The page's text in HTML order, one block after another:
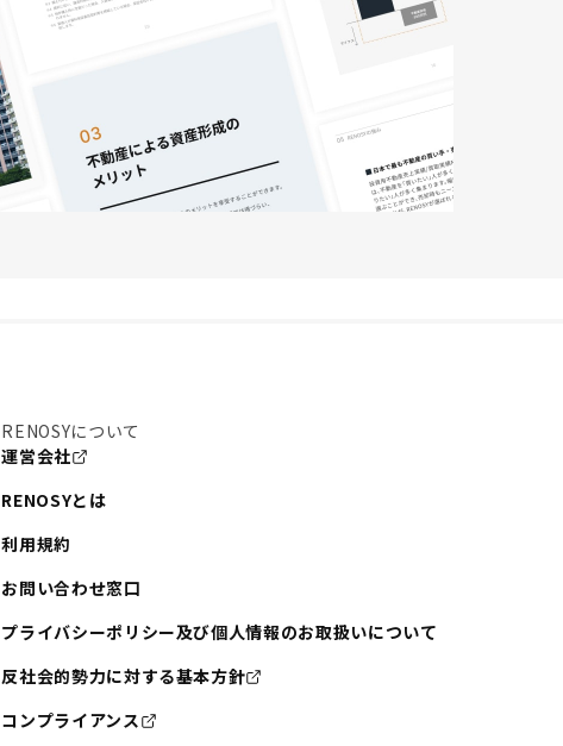
RENOSYについて
運営会社
RENOSYとは
利用規約
お問い合わせ窓口
プライバシーポリシー及び個人情報のお取扱いについて
反社会的勢力に対する基本方針
コンプライアンス